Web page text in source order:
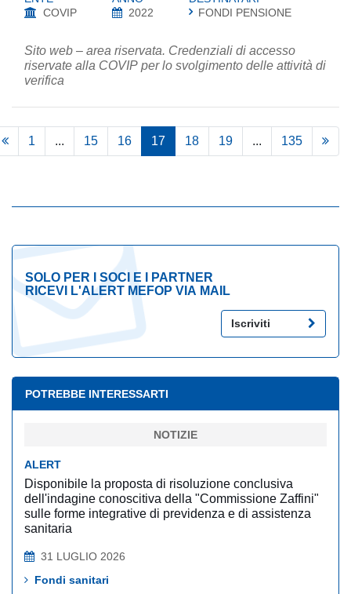
COVIP
2022
FONDI PENSIONE
Sito web – area riservata. Credenziali di accesso
riservate alla COVIP per lo svolgimento delle attività di
verifica
1 ... 15 16 17 18 19 ... 135
SOLO PER I SOCI E I PARTNER
RICEVI L'ALERT MEFOP VIA MAIL
Iscriviti
POTREBBE INTERESSARTI
NOTIZIE
ALERT
Disponibile la proposta di risoluzione conclusiva
dell'indagine conoscitiva della "Commissione Zaffini"
sulle forme integrative di previdenza e di assistenza
sanitaria
31 LUGLIO 2026
Fondi sanitari